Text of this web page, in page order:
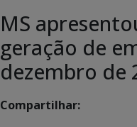
MS
geração de
dezembro de
Compartilhar: